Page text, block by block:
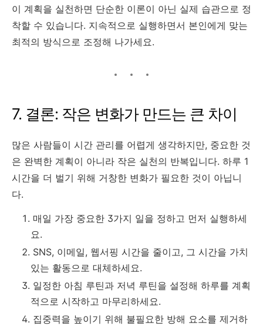
이 계획을 실천하면 단순한 이론이 아닌 실제 습관으로 정
착할 수 있습니다. 지속적으로 실행하면서 본인에게 맞는
최적의 방식으로 조정해 나가세요.
7. 결론: 작은 변화가 만드는 큰 차이
많은 사람들이 시간 관리를 어렵게 생각하지만, 중요한 것
은 완벽한 계획이 아니라 작은 실천의 반복입니다. 하루 1
시간을 더 벌기 위해 거창한 변화가 필요한 것이 아닙니
다.
매일 가장 중요한 3가지 일을 정하고 먼저 실행하세
요.
SNS, 이메일, 웹서핑 시간을 줄이고, 그 시간을 가치
있는 활동으로 대체하세요.
일정한 아침 루틴과 저녁 루틴을 설정해 하루를 계획
적으로 시작하고 마무리하세요.
집중력을 높이기 위해 불필요한 방해 요소를 제거하